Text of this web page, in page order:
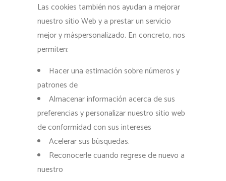
Las cookies también nos ayudan a mejorar
nuestro sitio Web y a prestar un servicio
mejor y máspersonalizado. En concreto, nos
permiten:
Hacer una estimación sobre números y
patrones de
Almacenar información acerca de sus
preferencias y personalizar nuestro sitio web
de conformidad con sus intereses
Acelerar sus búsquedas.
Reconocerle cuando regrese de nuevo a
nuestro